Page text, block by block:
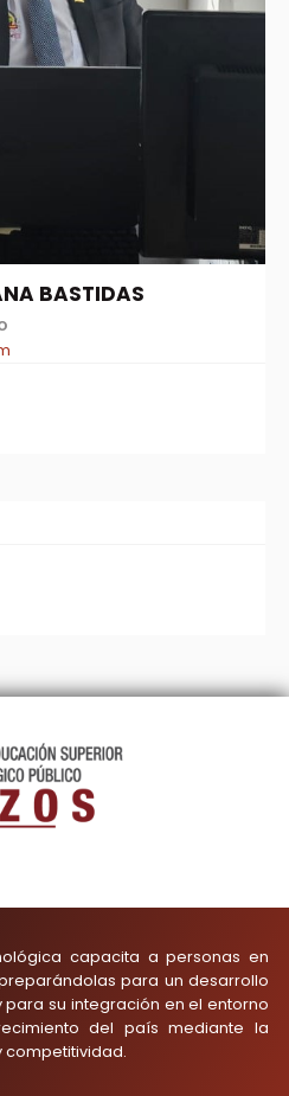
BASTIDAS
capacita a personas en
para un desarrollo
para su integración en el entorno
del país mediante la
competitividad.